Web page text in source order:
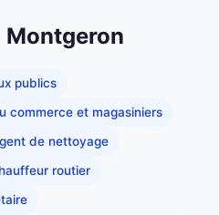
Montgeron
publics
commerce et magasiniers
de nettoyage
routier